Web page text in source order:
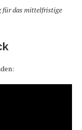
für das mittelfristige